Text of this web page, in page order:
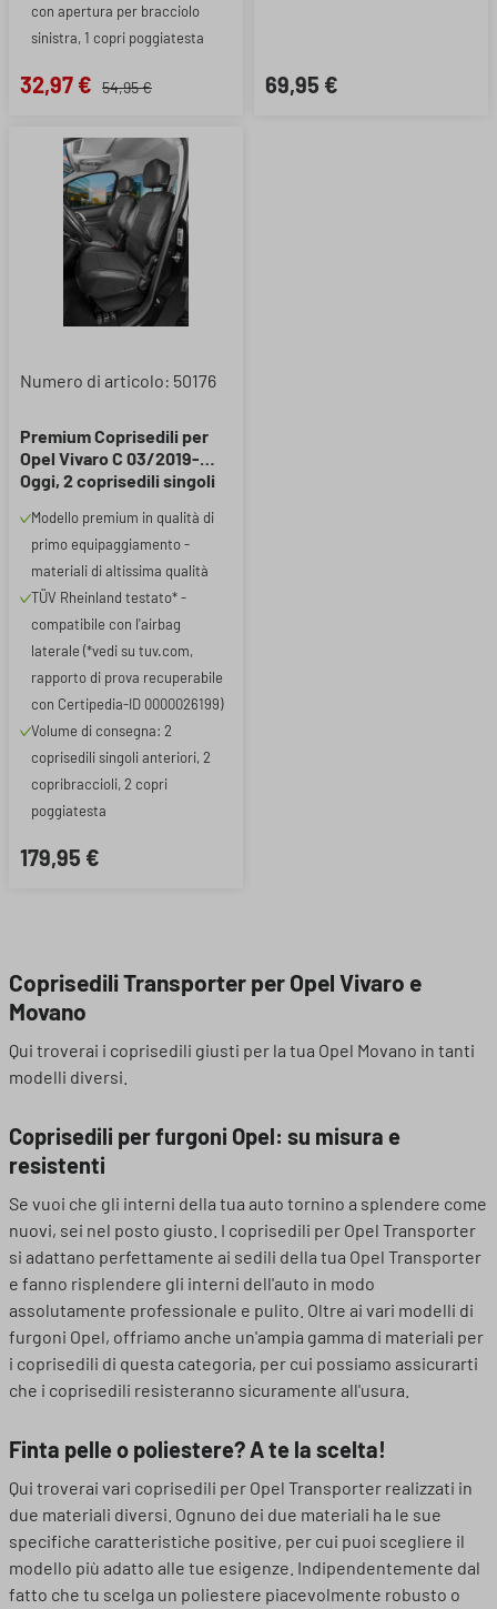
con apertura per bracciolo
sinistra, 1 copri poggiatesta
32,97 € 54,95 € 69,95 €
Numero di articolo: 50176
Premium Coprisedili per
Opel Vivaro C 03/2019-
Oggi, 2 coprisedili singoli
bracciolo
Modello premium in qualità di
primo equipaggiamento -
materiali di altissima qualità
TÜV Rheinland testato* -
compatibile con l'airbag
laterale (*vedi su tuv.com,
rapporto di prova recuperabile
con Certipedia-ID 0000026199)
Volume di consegna: 2
coprisedili singoli anteriori, 2
copribraccioli, 2 copri
poggiatesta
179,95 €
Coprisedili Transporter per Opel Vivaro e
Movano
Qui troverai i coprisedili giusti per la tua Opel Movano in tanti
modelli diversi.
Coprisedili per furgoni Opel: su misura e
resistenti
Se vuoi che gli interni della tua auto tornino a splendere come
nuovi, sei nel posto giusto. I coprisedili per Opel Transporter
si adattano perfettamente ai sedili della tua Opel Transporter
e fanno risplendere gli interni dell'auto in modo
assolutamente professionale e pulito. Oltre ai vari modelli di
furgoni Opel, offriamo anche un'ampia gamma di materiali per
i coprisedili di questa categoria, per cui possiamo assicurarti
che i coprisedili resisteranno sicuramente all'usura.
Finta pelle o poliestere? A te la scelta!
Qui troverai vari coprisedili per Opel Transporter realizzati in
due materiali diversi. Ognuno dei due materiali ha le sue
specifiche caratteristiche positive, per cui puoi scegliere il
modello più adatto alle tue esigenze. Indipendentemente dal
fatto che tu scelga un poliestere piacevolmente robusto o